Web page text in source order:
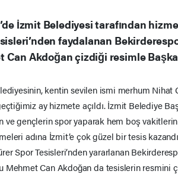
İzmit Belediyesi tarafından
faydalanan
Can Akdoğan çizdiği resimle
kentin sevilen ismi merhum Nihat
ay hizmete açıldı. İzmit Belediye
ve gençlerin spor yaparak hem boş
adına İzmit’e çok güzel bir tesis
Spor Tesisleri’nden yararlanan
Mehmet Can Akdoğan da tesislerin resmini